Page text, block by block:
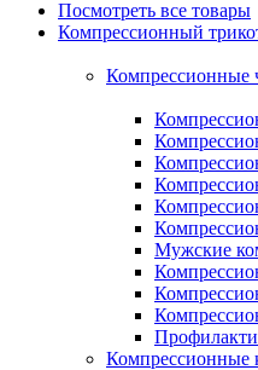
Посмотреть все товары
Компрессионный
Компрессионные
Мужские
Компрессионные